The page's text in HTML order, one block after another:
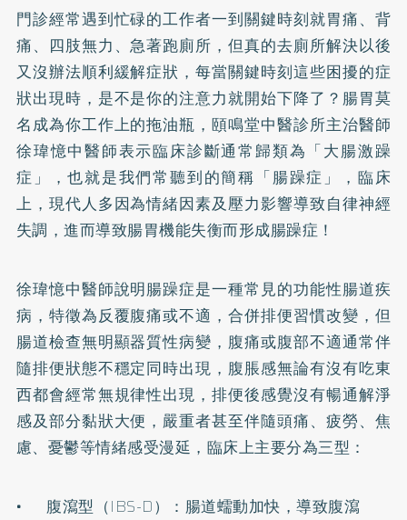
門診經常遇到忙碌的工作者一到關鍵時刻就胃痛、背
痛、四肢無力、急著跑廁所，但真的去廁所解決以後
又沒辦法順利緩解症狀，每當關鍵時刻這些困擾的症
狀出現時，是不是你的注意力就開始下降了？腸胃莫
名成為你工作上的拖油瓶，頤鳴堂中醫診所主治醫師
徐瑋憶中醫師表示臨床診斷通常歸類為「大腸激躁
症」，也就是我們常聽到的簡稱「腸躁症」，臨床
上，現代人多因為情緒因素及壓力影響導致自律神經
失調，進而導致腸胃機能失衡而形成腸躁症！
徐瑋憶中醫師說明腸躁症是一種常見的功能性腸道疾
病，特徵為反覆腹痛或不適，合併排便習慣改變，但
腸道檢查無明顯器質性病變，腹痛或腹部不適通常伴
隨排便狀態不穩定同時出現，腹脹感無論有沒有吃東
西都會經常無規律性出現，排便後感覺沒有暢通解淨
感及部分黏狀大便，嚴重者甚至伴隨頭痛、疲勞、焦
慮、憂鬱等情緒感受漫延，臨床上主要分為三型：
• 腹瀉型（IBS-D）：腸道蠕動加快，導致腹瀉